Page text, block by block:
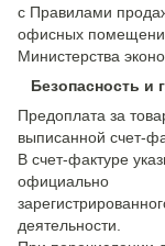
с Правилами
офисных
Министерства
Безопасность и
Предоплата за
выписанной счет-
В счет-фактуре
официально
деятельности.